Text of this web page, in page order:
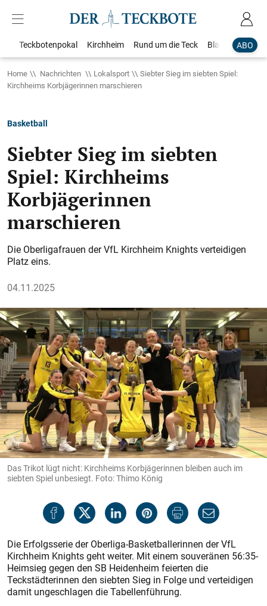
ABO
Teckbotenpokal Kirchheim Rund um die Teck Blaulicht
Home Nachrichten Lokalsport
Siebter Sieg im siebten Spiel:
Kirchheims Korbjägerinnen marschieren
Basketball
Siebter Sieg im siebten
Spiel: Kirchheims
Korbjägerinnen
marschieren
Die Oberligafrauen der VfL Kirchheim Knights verteidigen
Platz eins.
04.11.2025
Das Trikot lügt nicht: Kirchheims Korbjägerinnen bleiben auch im
siebten Spiel unbesiegt. Foto: Thimo König
Die Erfolgsserie der Oberliga-Basketballerinnen der VfL
Kirchheim Knights geht weiter. Mit einem souveränen 56:35-
Heimsieg gegen den SB Heidenheim feierten die
Teckstädterinnen den siebten Sieg in Folge und verteidigen
damit ungeschlagen die Tabellenführung.